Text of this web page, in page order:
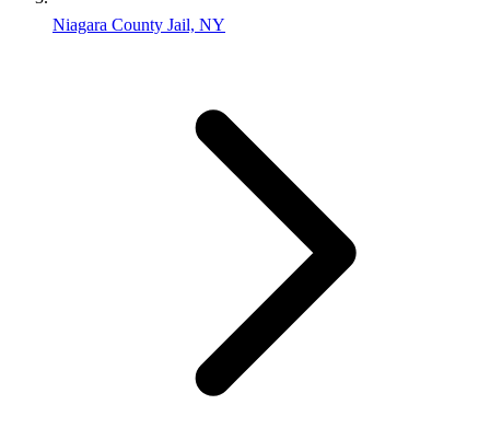
Niagara County Jail, NY